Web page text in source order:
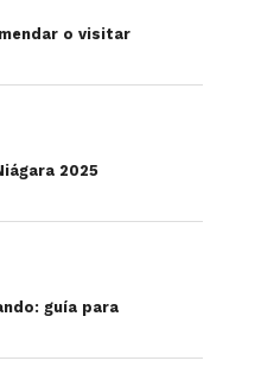
Park, destaca por
gran red de pescar.
naves postradas en
y dos
o visitar
2025
guía para